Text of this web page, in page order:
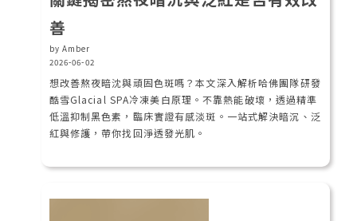
善
by Amber
2026-06-02
想改善熬夜暗沈與頑固色斑嗎？本文深入解析哈佛團隊研發
酷雪Glacial SPA冷凍美白原理。不靠熱能破壞，透過精準
低溫抑制黑色素，臨床實證有感淡斑。一站式解決暗沉、泛
紅與修護，帶你找回淨透發光肌。